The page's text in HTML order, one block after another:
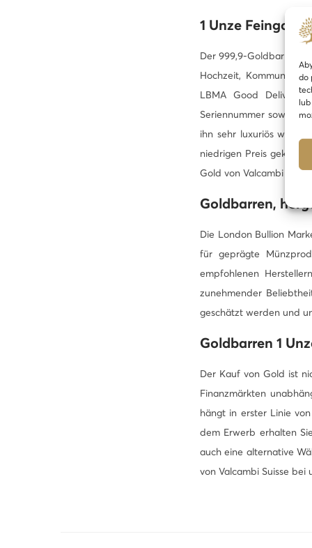
do
1 Unze
Der 999,9-Goldbarren
Hochzeit, Kommunion,
LBMA Good Delivery
Seriennummer sowie
ihn sehr luxuriös
niedrigen Preis gekauft
Gold von Valcambi
Goldbarren,
Die London Bullion
für geprägte
empfohlenen
zunehmender
geschätzt werden und
Goldbarren 1
Der Kauf von Gold ist
Finanzmärkten
hängt in erster Linie
dem Erwerb erhalten
auch eine alternative
von Valcambi Suisse bei